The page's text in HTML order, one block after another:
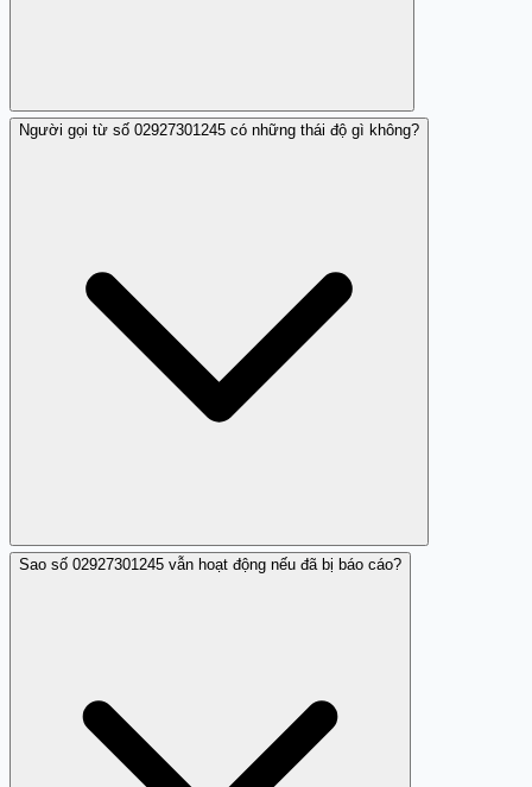
Khuyến cáo bạn không nên gọi lại, đặc biệt khi số này đã
Người gọi từ số 02927301245 có những thái độ gì không?
Họ thường có thái độ lừa đảo và đe dọa người nhận cuộc
Sao số 02927301245 vẫn hoạt động nếu đã bị báo cáo?